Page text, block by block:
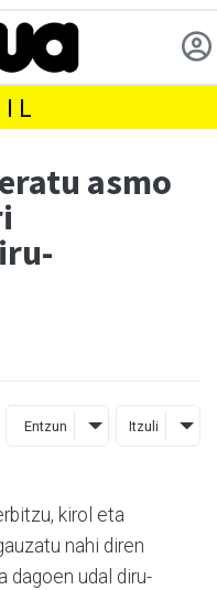
asmo
Entzun Itzuli
kirol eta
nahi diren
dagoen udal diru-